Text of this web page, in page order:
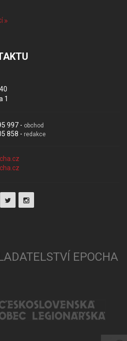
1
997 - obchod
858 - redakce
EPOCHA